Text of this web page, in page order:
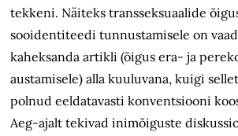
tekkeni. Näiteks transseksuaalide
sooidentiteedi tunnustamisele on
kaheksanda artikli (õigus era- ja
austamisele) alla kuuluvana, kuigi
polnud eeldatavasti konventsiooni
Aeg-ajalt tekivad inimõiguste